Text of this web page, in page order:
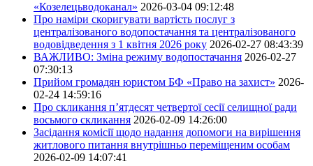
«Козелецьводоканал» 2026-03-04 09:12:48
Про наміри скоригувати вартість послуг з
централізованого водопостачання та централізованого
водовідведення з 1 квітня 2026 року 2026-02-27 08:43:39
ВАЖЛИВО: Зміна режиму водопостачання 2026-02-27
07:30:13
Прийом громадян юристом БФ «Право на захист» 2026-
02-24 14:59:16
Про скликання п’ятдесят четвертої сесії селищної ради
восьмого скликання 2026-02-09 14:26:00
Засідання комісії щодо надання допомоги на вирішення
житлового питання внутрішньо переміщеним особам
2026-02-09 14:07:41